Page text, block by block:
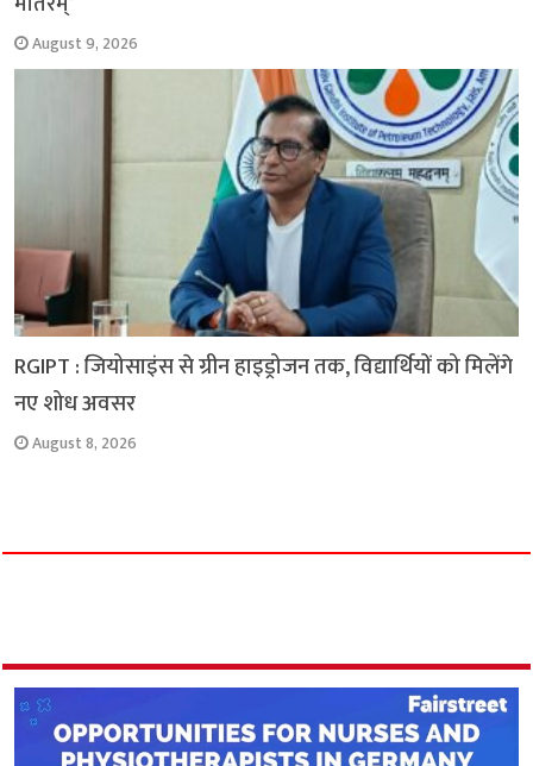
August 9, 2026
RGIPT : जियोसाइंस से ग्रीन हाइड्रोजन तक, विद्यार्थियों को मिलेंगे
नए शोध अवसर
August 8, 2026